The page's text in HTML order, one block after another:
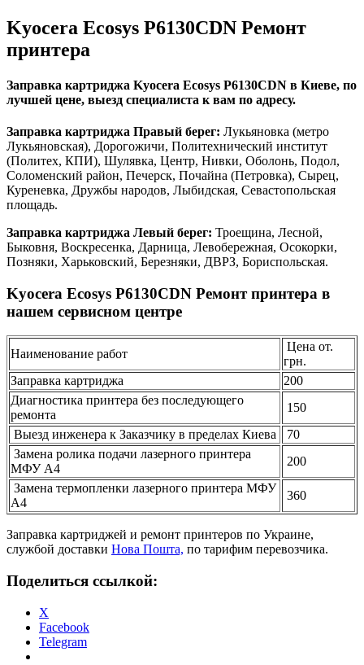
Kyocera Ecosys P6130CDN Ремонт
принтера
Заправка картриджа Kyocera Ecosys P6130CDN в Киеве, по
лучшей цене, выезд специалиста к вам по адресу.
Заправка картриджа Правый берег: Лукьяновка (метро
Лукьяновская), Дорогожичи, Политехнический институт
(Политех, КПИ), Шулявка, Центр, Нивки, Оболонь, Подол,
Соломенский район, Печерск, Почайна (Петровка), Сырец,
Куреневка, Дружбы народов, Лыбидская, Севастопольская
площадь.
Заправка картриджа Левый берег: Троещина, Лесной,
Быковня, Воскресенка, Дарница, Левобережная, Осокорки,
Позняки, Харьковский, Березняки, ДВРЗ, Бориспольская.
Kyocera Ecosys P6130CDN Ремонт принтера в
нашем сервисном центре
Наименование работ
Цена от.
грн.
Заправка картриджа
200
Диагностика принтера без последующего
ремонта
150
Выезд инженера к Заказчику в пределах Киева
70
Замена ролика подачи лазерного принтера
МФУ А4
200
Замена термопленки лазерного принтера МФУ
А4
360
Заправка картриджей и ремонт принтеров по Украине,
службой доставки Нова Пошта, по тарифим перевозчика.
Поделиться ссылкой:
X
Facebook
Telegram